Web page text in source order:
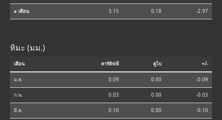
⌀ เดือน 3.15 0.18 -2.97
หิมะ (มม.)
เดือน คาร์ดิฟฟ์ ดูไบ +/-
ม.ค. 0.09 0.00 -0.09
ก.พ. 0.03 0.00 -0.03
มี.ค. 0.10 0.00 -0.10